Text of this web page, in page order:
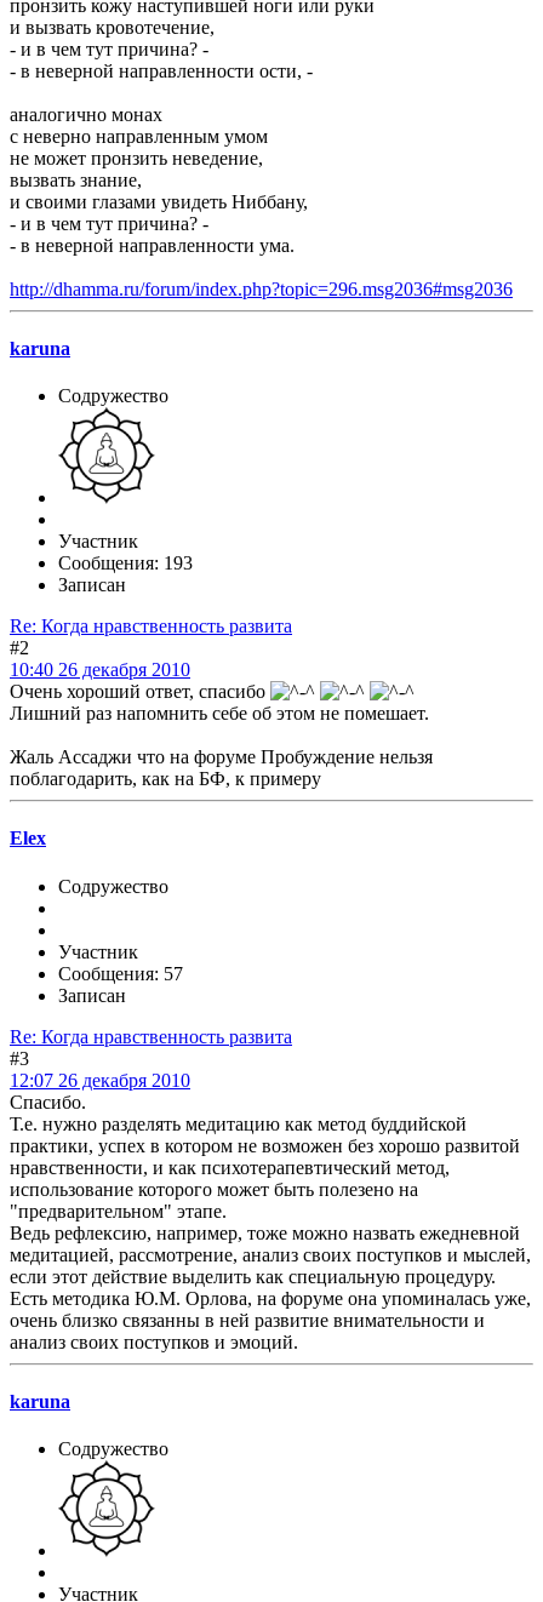
пронзить кожу наступившей ноги или руки
и вызвать кровотечение,
- и в чем тут причина? -
- в неверной направленности ости, -
аналогично монах
с неверно направленным умом
не может пронзить неведение,
вызвать знание,
и своими глазами увидеть Ниббану,
- и в чем тут причина? -
- в неверной направленности ума.
http://dhamma.ru/forum/index.php?topic=296.msg2036#msg2036
karuna
Содружество
Участник
Сообщения: 193
Записан
Re: Когда нравственность развита
#2
10:40 26 декабря 2010
Очень хороший ответ, спасибо
Лишний раз напомнить себе об этом не помешает.
Жаль Ассаджи что на форуме Пробуждение нельзя
поблагодарить, как на БФ, к примеру
Elex
Содружество
Участник
Сообщения: 57
Записан
Re: Когда нравственность развита
#3
12:07 26 декабря 2010
Спасибо.
Т.е. нужно разделять медитацию как метод буддийской
практики, успех в котором не возможен без хорошо развитой
нравственности, и как психотерапевтический метод,
использование которого может быть полезено на
"предварительном" этапе.
Ведь рефлексию, например, тоже можно назвать ежедневной
медитацией, рассмотрение, анализ своих поступков и мыслей,
если этот действие выделить как специальную процедуру.
Есть методика Ю.М. Орлова, на форуме она упоминалась уже,
очень близко связанны в ней развитие внимательности и
анализ своих поступков и эмоций.
karuna
Содружество
Участник